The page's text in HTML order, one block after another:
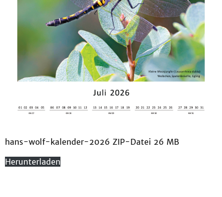
hans-wolf-kalender-2026 ZIP-Datei 26 MB
Herunterladen